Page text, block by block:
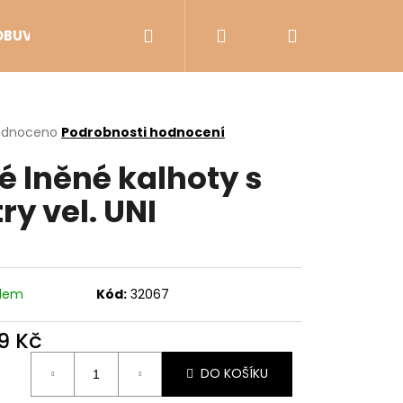
VÝPRODEJ Přihlášení
Podrobnosti hodnocení
lněné kalhoty s
vel. UNI
Kód: 32067
Kč
DO KOŠÍKU